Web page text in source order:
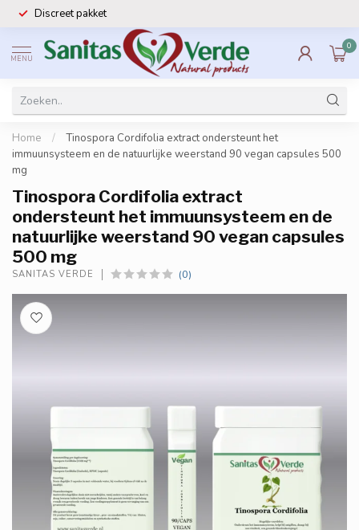
Discreet pakket
MENU
0
Home /
Tinospora Cordifolia extract ondersteunt het
immuunsysteem en de natuurlijke weerstand 90 vegan capsules 500
mg
Tinospora Cordifolia extract
ondersteunt het immuunsysteem en de
natuurlijke weerstand 90 vegan capsules
500 mg
SANITAS VERDE (0)